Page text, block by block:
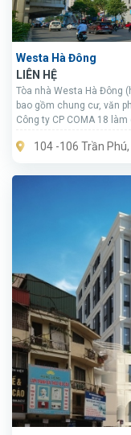
Westa Hà Đông
LIÊN HỆ
Tòa nhà Westa Hà Đông
bao gồm chung cư, văn
Công ty CP COMA 18
104 -106 Trần